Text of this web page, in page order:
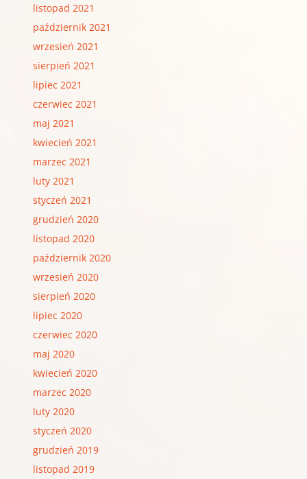
listopad 2021
październik 2021
wrzesień 2021
sierpień 2021
lipiec 2021
czerwiec 2021
maj 2021
kwiecień 2021
marzec 2021
luty 2021
styczeń 2021
grudzień 2020
listopad 2020
październik 2020
wrzesień 2020
sierpień 2020
lipiec 2020
czerwiec 2020
maj 2020
kwiecień 2020
marzec 2020
luty 2020
styczeń 2020
grudzień 2019
listopad 2019